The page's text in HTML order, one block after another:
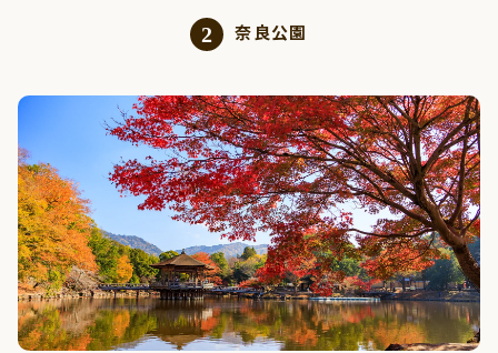
2 奈良公園